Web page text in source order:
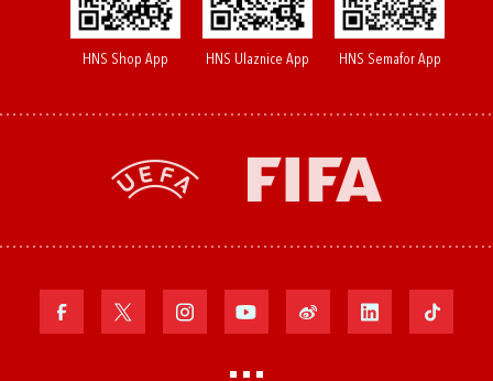
HNS Shop App HNS Ulaznice App HNS Semafor App